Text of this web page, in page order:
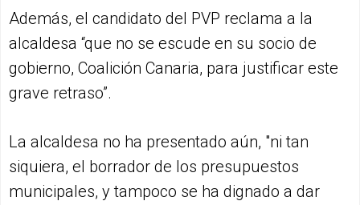
Además, el candidato del PVP reclama a la
alcaldesa “que no se escude en su socio de
gobierno, Coalición Canaria, para justificar este
grave retraso”.
La alcaldesa no ha presentado aún, "ni tan
siquiera, el borrador de los presupuestos
municipales, y tampoco se ha dignado a dar